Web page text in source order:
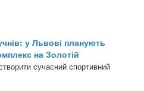
у Львові планують
на Золотій
сучасний спортивний